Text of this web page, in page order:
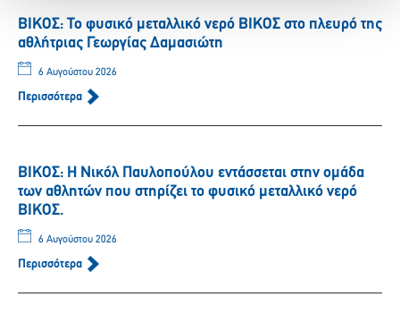
ΒΙΚΟΣ: Το φυσικό μεταλλικό νερό ΒΙΚΟΣ στο πλευρό της
αθλήτριας Γεωργίας Δαμασιώτη
6 Αυγούστου 2026
Περισσότερα
ΒΙΚΟΣ: Η Νικόλ Παυλοπούλου εντάσσεται στην ομάδα
των αθλητών που στηρίζει το φυσικό μεταλλικό νερό
ΒΙΚΟΣ.
6 Αυγούστου 2026
Περισσότερα